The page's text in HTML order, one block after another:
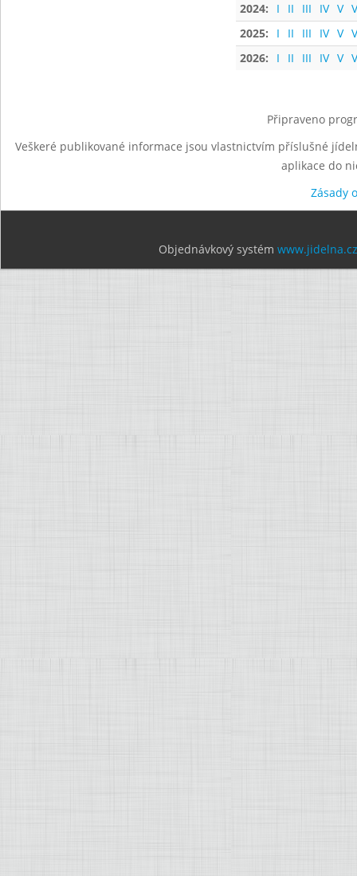
2024:
I II III IV V
2025:
I II III IV V
2026:
I II III IV V
Připraveno
Veškeré publikované informace jsou vlastnictvím příslušné
aplikace do
Zásady
Objednávkový systém www.jidelna.cz